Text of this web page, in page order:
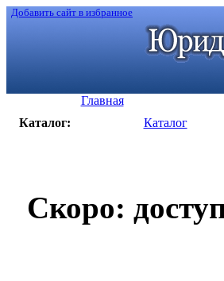
Добавить сайт в избранное
Главная
Каталог:
Каталог
Скоро: